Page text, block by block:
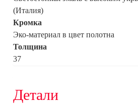
(Италия)
Кромка
Эко-материал в цвет полотна
Толщина
37
Детали